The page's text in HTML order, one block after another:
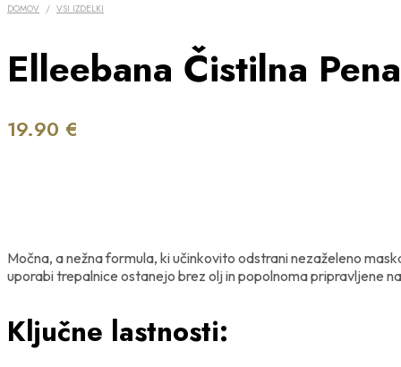
DOMOV / VSI IZDELKI
Elleebana Čistilna
19.90 €
Močna, a nežna formula, ki učinkovito odstrani nezaželeno
uporabi trepalnice ostanejo brez olj in popolnoma pripravljene
Ključne lastnosti: